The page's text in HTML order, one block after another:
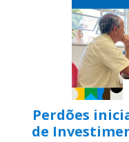
Perdões
de